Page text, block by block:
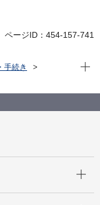
ページID：454-157-741
手続き
ルライブラリー
中学校外観
現在